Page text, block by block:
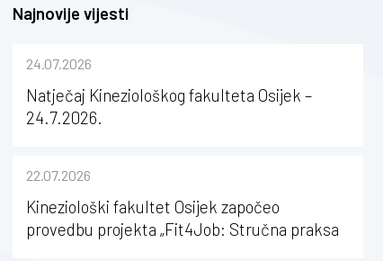
Najnovije vijesti
24.07.2026
Natječaj Kineziološkog fakulteta Osijek –
24.7.2026.
22.07.2026
Kineziološki fakultet Osijek započeo
provedbu projekta „Fit4Job: Stručna praksa